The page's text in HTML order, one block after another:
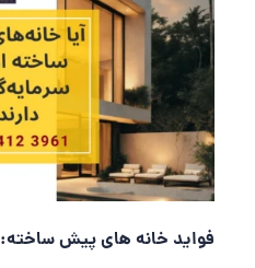
فواید خانه های پیش ساخته: